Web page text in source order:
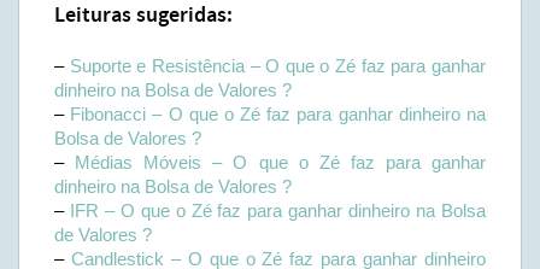
Leituras sugeridas:
– Suporte e Resistência – O que o Zé faz para ganhar
dinheiro na Bolsa de Valores ?
– Fibonacci – O que o Zé faz para ganhar dinheiro na
Bolsa de Valores ?
– Médias Móveis – O que o Zé faz para ganhar
dinheiro na Bolsa de Valores ?
– IFR – O que o Zé faz para ganhar dinheiro na Bolsa
de Valores ?
– Candlestick – O que o Zé faz para ganhar dinheiro